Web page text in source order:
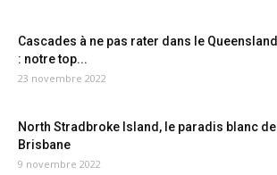
Cascades à ne pas rater dans le Queensland
: notre top...
23 novembre 2022
North Stradbroke Island, le paradis blanc de
Brisbane
9 novembre 2022